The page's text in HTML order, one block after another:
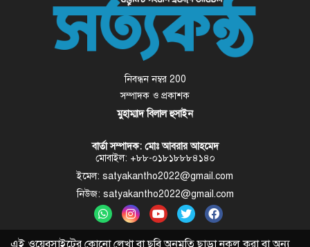
নিবন্ধন নম্বর 200
সম্পাদক ও প্রকাশক
মুহাম্মাদ বিলাল হুসাইন
বার্তা সম্পাদক: মোঃ আবরার আহমেদ
মোবাইল: +৮৮-০১৮১৮৮৮৪১৪০
ইমেল: satyakantho2022@gmail.com
নিউজ: satyakantho2022@gmail.com